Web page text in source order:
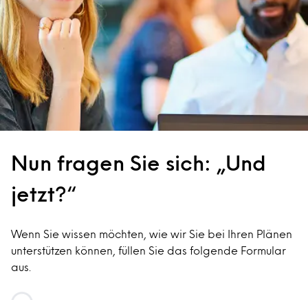
Nun fragen Sie sich: „Und
jetzt?“
Wenn Sie wissen möchten, wie wir Sie bei Ihren Plänen
unterstützen können, füllen Sie das folgende Formular
aus.